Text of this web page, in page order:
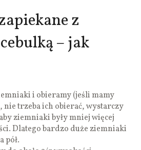
z
– jak
i obieramy (jeśli mamy
nie trzeba ich obierać, wystarczy
ziemniaki były mniej więcej
Dlatego bardzo duże ziemniaki
pół.